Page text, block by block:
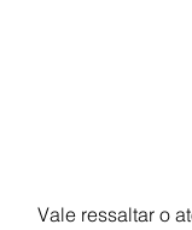
Vale ressaltar o